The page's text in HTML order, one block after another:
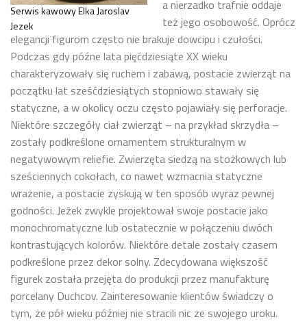
Serwis kawowy Elka Jaroslav
Jezek
a nierzadko trafnie oddaje
też jego osobowość. Oprócz
elegancji figurom często nie brakuje dowcipu i czułości.
Podczas gdy późne lata pięćdziesiąte XX wieku
charakteryzowały się ruchem i zabawą, postacie zwierząt na
początku lat sześćdziesiątych stopniowo stawały się
statyczne, a w okolicy oczu często pojawiały się perforacje.
Niektóre szczegóły ciał zwierząt – na przykład skrzydła –
zostały podkreślone ornamentem strukturalnym w
negatywowym reliefie. Zwierzęta siedzą na stożkowych lub
sześciennych cokołach, co nawet wzmacnia statyczne
wrażenie, a postacie zyskują w ten sposób wyraz pewnej
godności. Ježek zwykle projektował swoje postacie jako
monochromatyczne lub ostatecznie w połączeniu dwóch
kontrastujących kolorów. Niektóre detale zostały czasem
podkreślone przez dekor solny. Zdecydowana większość
figurek została przejęta do produkcji przez manufakturę
porcelany Duchcov. Zainteresowanie klientów świadczy o
tym, że pół wieku później nie stracili nic ze swojego uroku.